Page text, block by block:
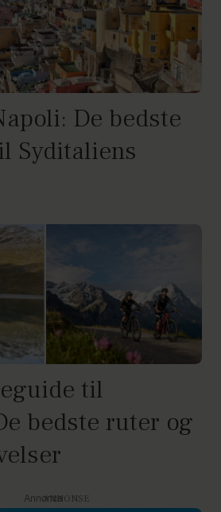
De bedste
Syditaliens
til
bedste ruter og
Annonce